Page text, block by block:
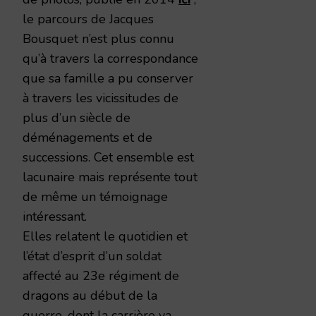
le parcours de Jacques
Bousquet n’est plus connu
qu’à travers la correspondance
que sa famille a pu conserver
à travers les vicissitudes de
plus d’un siècle de
déménagements et de
successions. Cet ensemble est
lacunaire mais représente tout
de même un témoignage
intéressant.
Elles relatent le quotidien et
l’état d’esprit d’un soldat
affecté au 23e régiment de
dragons au début de la